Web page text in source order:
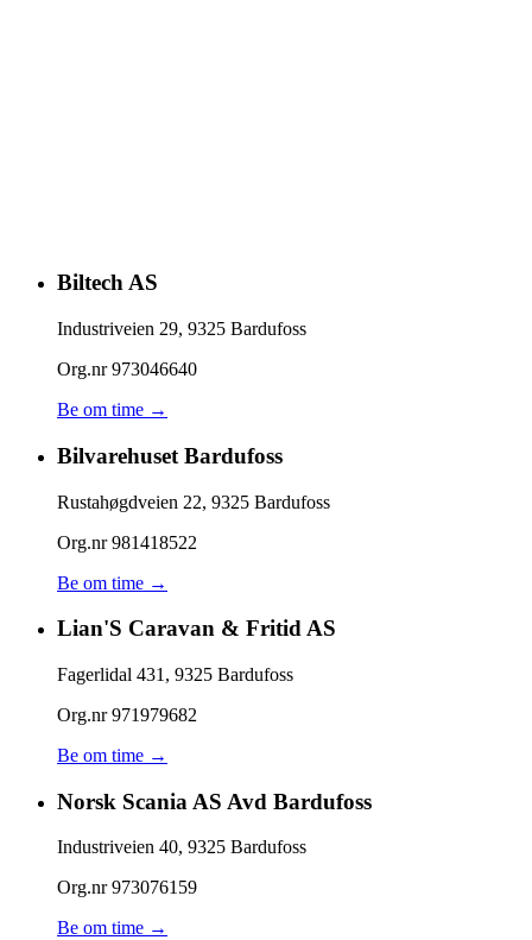
Biltech AS
Industriveien 29, 9325 Bardufoss
Org.nr973046640
Be om time →
Bilvarehuset Bardufoss
Rustahøgdveien 22, 9325 Bardufoss
Org.nr981418522
Be om time →
Lian'S Caravan & Fritid AS
Fagerlidal 431 , 9325 Bardufoss
Org.nr971979682
Be om time →
Norsk Scania AS Avd Bardufoss
Industriveien 40, 9325 Bardufoss
Org.nr973076159
Be om time →